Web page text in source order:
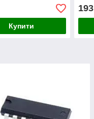
Купити
193